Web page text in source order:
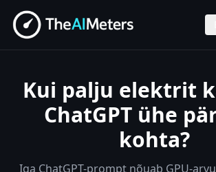
Kui palju elektrit
ChatGPT ühe
kohta?
Iga ChatGPT-prompt nõuab GPU-